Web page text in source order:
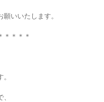
いいたします。
＊＊＊＊